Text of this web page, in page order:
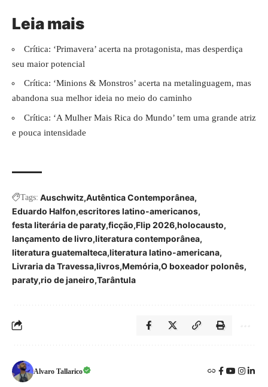
Leia mais
Crítica: ‘Primavera’ acerta na protagonista, mas desperdiça
seu maior potencial
Crítica: ‘Minions & Monstros’ acerta na metalinguagem, mas
abandona sua melhor ideia no meio do caminho
Crítica: ‘A Mulher Mais Rica do Mundo’ tem uma grande atriz
e pouca intensidade
Tags: Auschwitz Autêntica Contemporânea
Eduardo Halfon escritores latino-americanos
festa literária de paraty ficção Flip 2026 holocausto
lançamento de livro literatura contemporânea
literatura guatemalteca literatura latino-americana
Livraria da Travessa livros Memória O boxeador polonês
paraty rio de janeiro Tarântula
Alvaro Tallarico